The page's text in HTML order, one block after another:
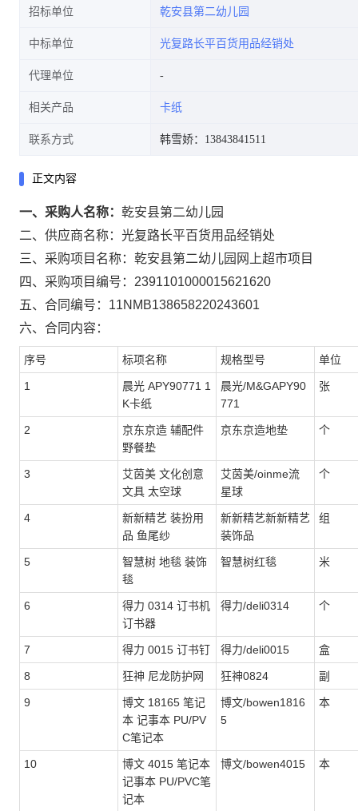
招标单位 乾安县第二幼儿园
中标单位 光复路长平百货用品经销处
代理单位
相关产品 卡纸
联系方式 韩雪娇：13843841511
正文内容
一、采购人名称： 乾安县第二幼儿园
二、供应商名称： 光复路长平百货用品经销处
三、采购项目名称： 乾安县第二幼儿园网上超市项目
四、采购项目编号： 2391101000015621620
五、合同编号： 11NMB138658220243601
六、合同内容：
序号 标项名称 规格型号 单位
1
晨光 APY90771 1
K卡纸
晨光/M&GAPY90
771
张
2
京东京造 辅配件
野餐垫
京东京造地垫 个
3
艾茵美 文化创意
文具 太空球
艾茵美/oinme流
星球
个
4
新新精艺 装扮用
品 鱼尾纱
新新精艺新新精艺
装饰品
组
5
智慧树 地毯 装饰
毯
智慧树红毯 米
6
得力 0314 订书机
订书器
得力/deli0314 个
7 得力 0015 订书钉 得力/deli0015 盒
8 狂神 尼龙防护网 狂神0824 副
9
博文 18165 笔记
本 记事本 PU/PV
C笔记本
博文/bowen1816
5
本
10
博文 4015 笔记本
记事本 PU/PVC笔
记本
博文/bowen4015 本